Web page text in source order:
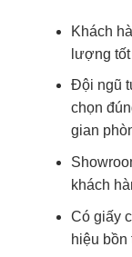
Khách
lượng
Đội ngũ
chọn
gian
khách
Có giấy
hiệu bồn